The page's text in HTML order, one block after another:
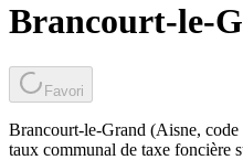
Brancourt-le-
Favori
Brancourt-le-Grand (Aisne, code
taux communal de taxe foncière